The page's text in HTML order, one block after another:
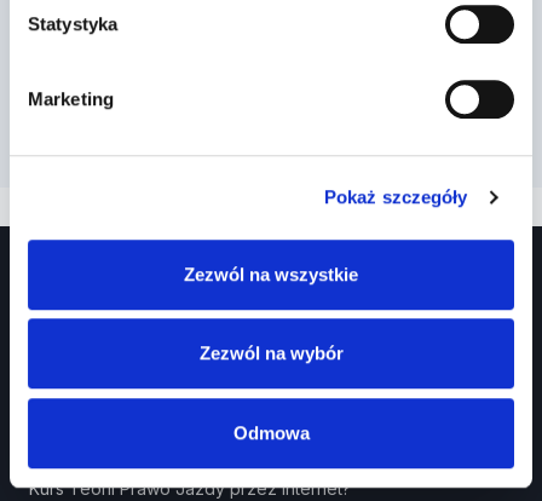
Statystyka
Marketing
Pokaż szczegóły
Zezwól na wszystkie
Zezwól na wybór
Odmowa
Kurs Teorii Prawo Jazdy przez Internet?